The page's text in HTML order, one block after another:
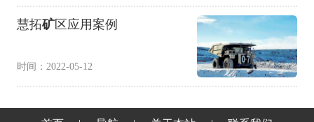
慧拓矿区应用案例
时间：2022-05-12